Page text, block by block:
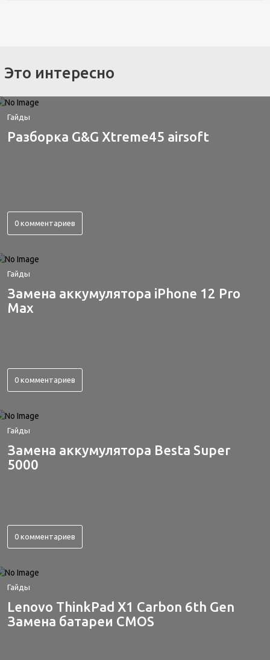
Это интересно
Гайды
Разборка G&G Xtreme45 airsoft
0 комментариев
Гайды
Замена аккумулятора iPhone 12 Pro
Max
0 комментариев
Гайды
Замена аккумулятора Besta Super
5000
0 комментариев
Гайды
Lenovo ThinkPad X1 Carbon 6th Gen
Замена батареи CMOS